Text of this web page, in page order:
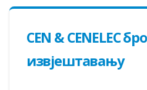
CEN & CENELEC
извјештавању